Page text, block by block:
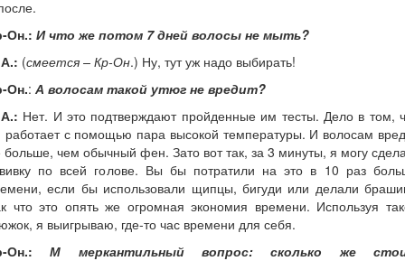
Он.: И что же потом 7 дней волосы не мыть?
(смеется – Кр-Он.) Ну, тут уж надо выбирать!
Он.: А волосам такой утюг не вредит?
Нет. И это подтверждают пройденные им тесты. Дело в том,
работает с помощью пара высокой температуры. И волосам
больше, чем обычный фен. Зато вот так, за 3 минуты, я могу
по всей голове. Вы бы потратили на это в 10 раз
если бы использовали щипцы, бигуди или делали
что это опять же огромная экономия времени. Используя
я выигрываю, где-то час времени для себя.
Он.:
М меркантильный вопрос: сколько же